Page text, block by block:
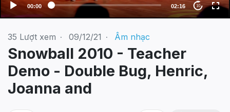
e
r
00:00 02:16 10
35 Lượt xem · 09/12/21 · Âm nhạc
Snowball 2010 - Teacher
Demo - Double Bug, Henric,
Joanna and